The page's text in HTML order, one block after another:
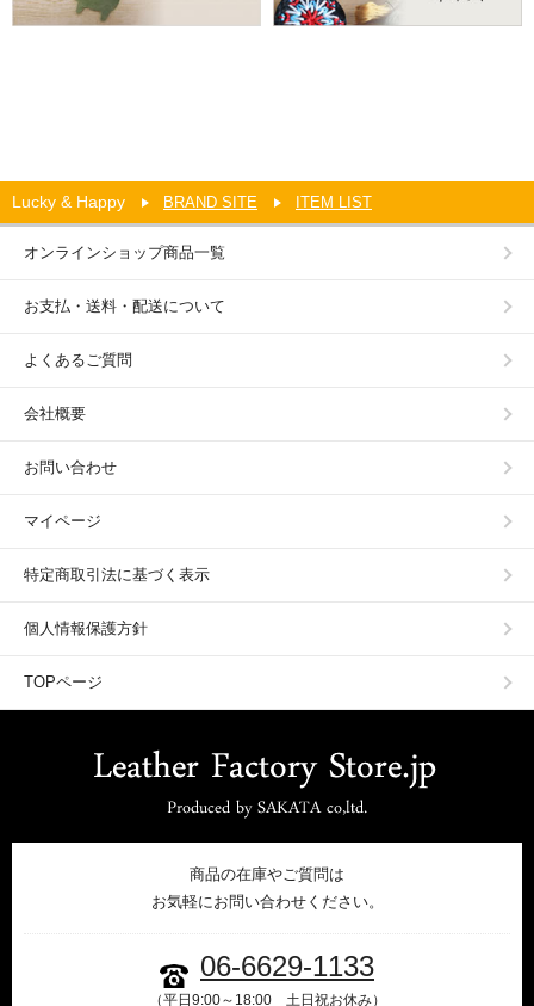
Lucky & Happy BRAND SITE ITEM LIST
オンラインショップ商品一覧
お支払・送料・配送について
よくあるご質問
会社概要
お問い合わせ
マイページ
特定商取引法に基づく表示
個人情報保護方針
TOPページ
商品の在庫やご質問は
お気軽にお問い合わせください。
06-6629-1133
（平日9:00～18:00 土日祝お休み）